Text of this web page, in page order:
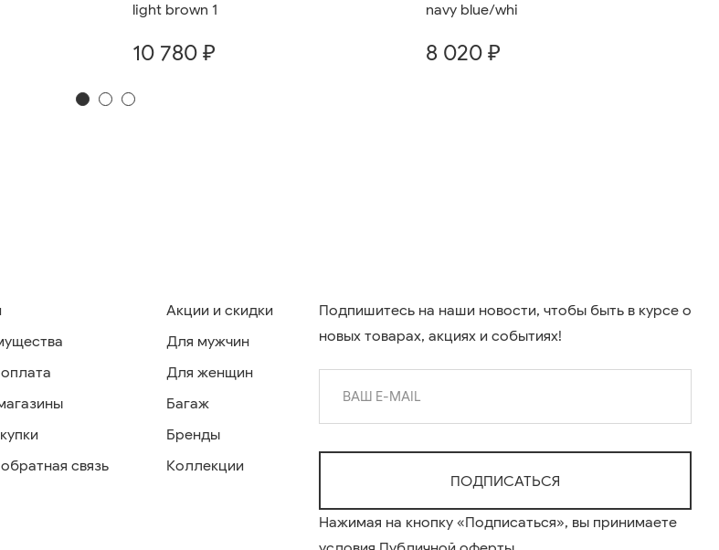
light brown 1
10 780 ₽
navy blue/whi
8 020 ₽
связь
Акции и скидки
Для мужчин
Для женщин
Багаж
Бренды
Коллекции
Подпишитесь на наши новости, чтобы быть в курсе о
новых товарах, акциях и событиях!
Нажимая на кнопку «Подписаться», вы принимаете